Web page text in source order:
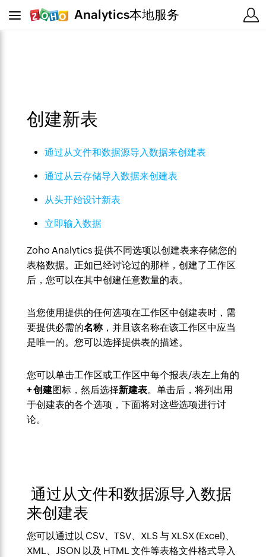
Analytics本地服务
创建新表
通过从文件和数据源导入数据来创建表
通过从云存储导入数据来创建表
从头开始设计新表
立即输入数据
Zoho Analytics 提供不同选项以创建表来存储您的
表格数据。正如已经讨论过的那样，创建了工作区
后，您可以在其中创建任意数量的表。
当您使用提供的任何选项在工作区中创建表时，需
要提供必需的名称，并且该名称在该工作区中应当
是唯一的。您可以选择提供表的描述。
您可以单击工作区或工作区中每个报表/表左上角的
+ 创建图标，然后选择新建表。单击后，将列出用
于创建表的各个选项，下面将对这些选项进行讨
论。
通过从文件和数据源导入数据
来创建表
您可以通过以 CSV、TSV、XLS 与 XLSX (Excel)、
XML、JSON 以及 HTML 文件等表格文件格式导入